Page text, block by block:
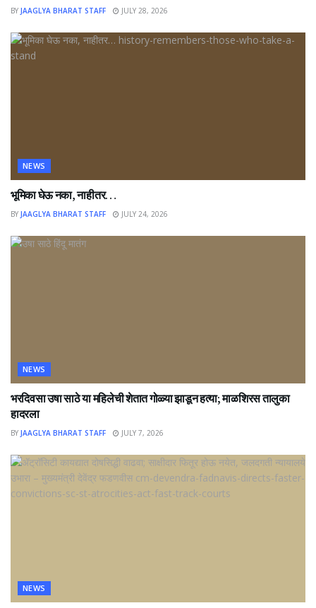
BY JAAGLYA BHARAT STAFF JULY 28, 2026
NEWS
भूमिका घेऊ नका, नाहीतर…
BY JAAGLYA BHARAT STAFF JULY 24, 2026
NEWS
भरदिवसा उषा साठे या महिलेची शेतात गोळ्या झाडून हत्या; माळशिरस तालुका
हादरला
BY JAAGLYA BHARAT STAFF JULY 7, 2026
NEWS